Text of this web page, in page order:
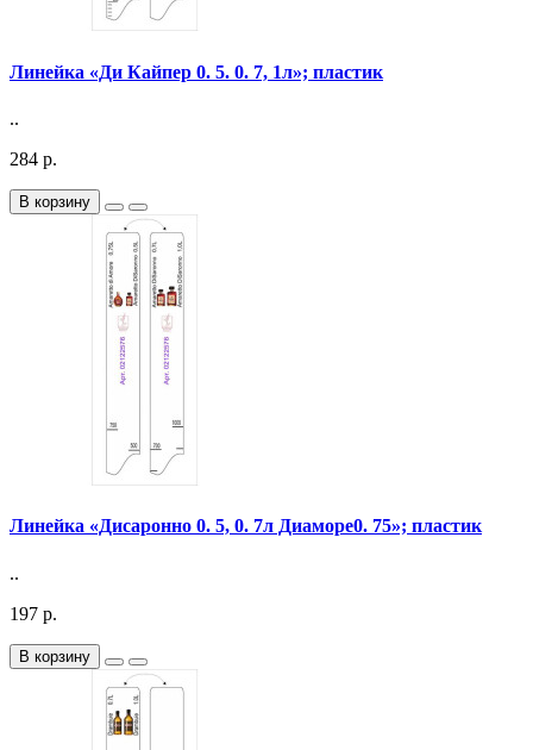
Линейка «Ди Кайпер 0. 5. 0. 7, 1л»; пластик
..
284 р.
В корзину
Линейка «Дисаронно 0. 5, 0. 7л Диаморе0. 75»; пластик
..
197 р.
В корзину